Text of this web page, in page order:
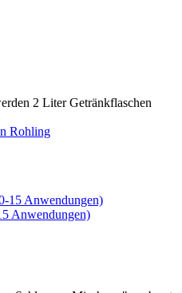
2 Liter Getränkflaschen
Rohling
Anwendungen)